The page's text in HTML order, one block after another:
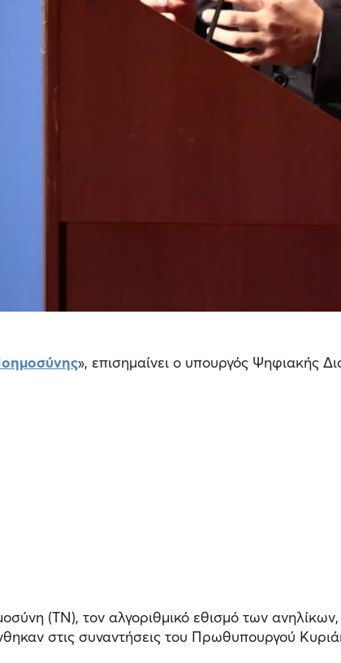
», επισημαίνει ο υπουργός Ψηφιακής
(ΤΝ), τον αλγοριθμικό εθισμό των
στις συναντήσεις του Πρωθυπουργού